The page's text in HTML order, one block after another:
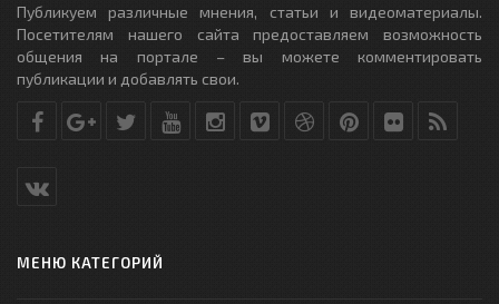
Публикуем различные мнения, статьи и видеоматериалы.
Посетителям нашего сайта предоставляем возможность
общения на портале – вы можете комментировать
публикации и добавлять свои.
МЕНЮ КАТЕГОРИЙ